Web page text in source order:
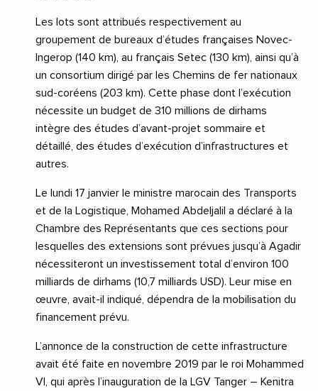
Les lots sont attribués respectivement au
groupement de bureaux d’études françaises Novec-
Ingerop (140 km), au français Setec (130 km), ainsi qu’à
un consortium dirigé par les Chemins de fer nationaux
sud-coréens (203 km). Cette phase dont l’exécution
nécessite un budget de 310 millions de dirhams
intègre des études d’avant-projet sommaire et
détaillé, des études d’exécution d’infrastructures et
autres.
Le lundi 17 janvier le ministre marocain des Transports
et de la Logistique, Mohamed Abdeljalil a déclaré à la
Chambre des Représentants que ces sections pour
lesquelles des extensions sont prévues jusqu’à Agadir
nécessiteront un investissement total d’environ 100
milliards de dirhams (10,7 milliards USD). Leur mise en
œuvre, avait-il indiqué, dépendra de la mobilisation du
financement prévu.
L’annonce de la construction de cette infrastructure
avait été faite en novembre 2019 par le roi Mohammed
VI, qui après l’inauguration de la LGV Tanger – Kenitra